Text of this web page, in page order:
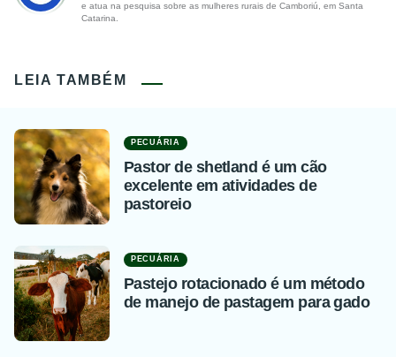
e atua na pesquisa sobre as mulheres rurais de Camboriú, em Santa
Catarina.
LEIA TAMBÉM
PECUÁRIA
Pastor de shetland é um cão
excelente em atividades de
pastoreio
PECUÁRIA
Pastejo rotacionado é um método
de manejo de pastagem para gado